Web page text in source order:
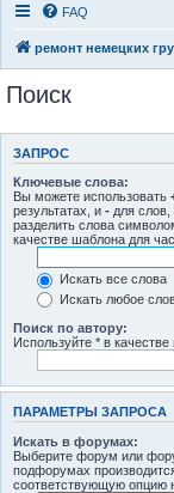
FAQ
ремонт немецких
Поиск
ЗАПРОС
Ключевые слова:
Вы можете использовать
результатах, и - для
разделить слова
качестве шаблона для
Искать все слова
Искать любое
Поиск по автору:
Используйте * в качестве
ПАРАМЕТРЫ ЗАПРОСА
Искать в форумах:
Выберите форум или
подфорумах
соответствующую опцию